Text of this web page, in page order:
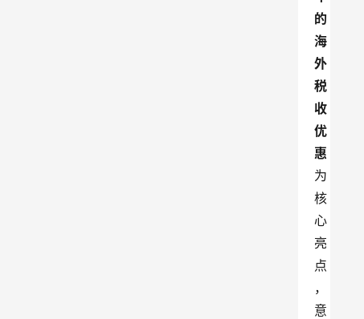
的
海
外
税
收
优
惠
为
核
心
亮
点
，
意